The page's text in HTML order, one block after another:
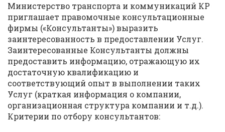
Министерство транспорта и коммуникаций КР
приглашает правомочные консультационные
фирмы («Консультанты») выразить
заинтересованность в предоставлении Услуг.
Заинтересованные Консультанты должны
предоставить информацию, отражающую их
достаточную квалификацию и
соответствующий опыт в выполнении таких
Услуг (краткая информация о компании,
организационная структура компании и т.д.).
Критерии по отбору консультантов: